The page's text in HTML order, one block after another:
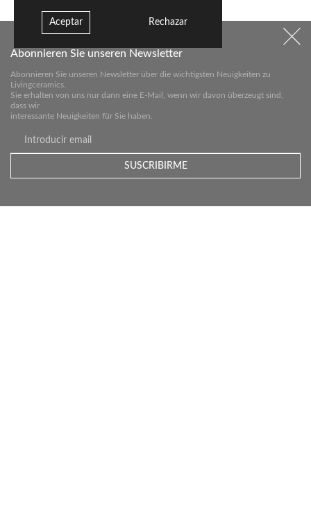
Abonnieren Sie unseren Newsletter
Abonnieren Sie unseren Newsletter über die wichtigsten Neuigkeiten zu
Livingceramics.
Sie erhalten von uns nur dann eine E-Mail, wenn wir davon überzeugt sind,
dass wir
interessante Neuigkeiten für Sie haben.
Aceptar Rechazar